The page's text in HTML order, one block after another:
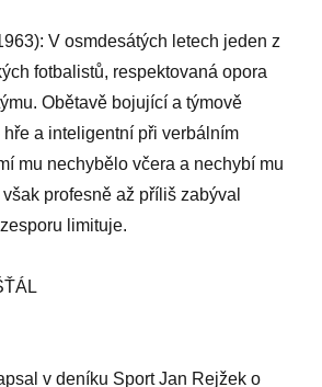
V osmdesátých letech jeden z
fotbalistů, respektovaná opora
Obětavě bojující a týmově
a inteligentní při verbálním
mu nechybělo včera a nechybí mu
profesně až příliš zabýval
limituje.
v deníku Sport Jan Rejžek o